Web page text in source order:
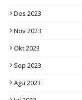
Des 2023
Nov 2023
Okt 2023
Sep 2023
Agu 2023